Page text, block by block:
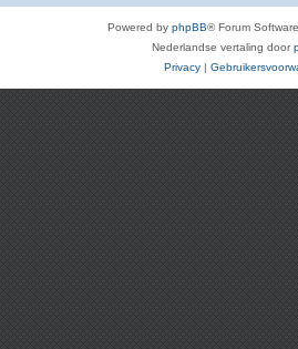
Powered by phpBB® Forum
Nederlandse vertaling door
Privacy |